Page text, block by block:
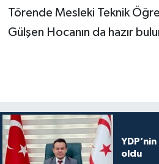
Törende Mesleki Teknik
Gülşen Hocanın da hazır
oldu